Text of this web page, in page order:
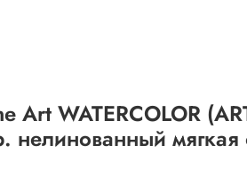
Art WATERCOLOR
нелинованный